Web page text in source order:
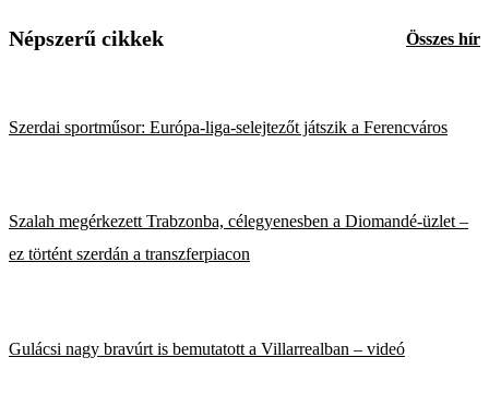
Népszerű cikkek Összes hír
Szerdai sportműsor: Európa-liga-selejtezőt játszik a Ferencváros
Szalah megérkezett Trabzonba, célegyenesben a Diomandé-üzlet –
ez történt szerdán a transzferpiacon
Gulácsi nagy bravúrt is bemutatott a Villarrealban – videó